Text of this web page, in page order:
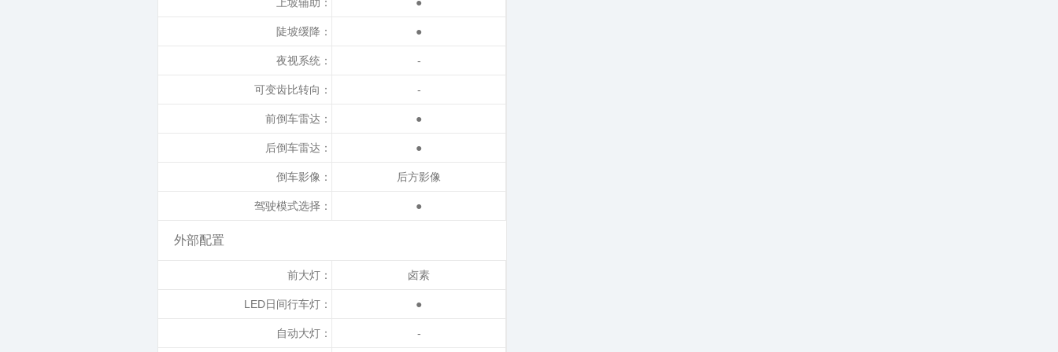
陡坡缓降： ●
夜视系统： -
可变齿比转向： -
前倒车雷达： ●
后倒车雷达： ●
倒车影像： 后方影像
驾驶模式选择： ●
外部配置
前大灯： 卤素
LED日间行车灯： ●
自动大灯： -